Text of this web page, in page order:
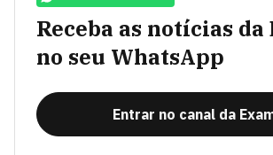
Receba as notícias da
no seu WhatsApp
Entrar no canal da